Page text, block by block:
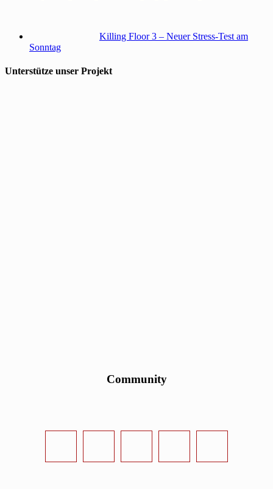
Killing Floor 3 – Neuer Stress-Test am
Sonntag
Unterstütze unser Projekt
Community